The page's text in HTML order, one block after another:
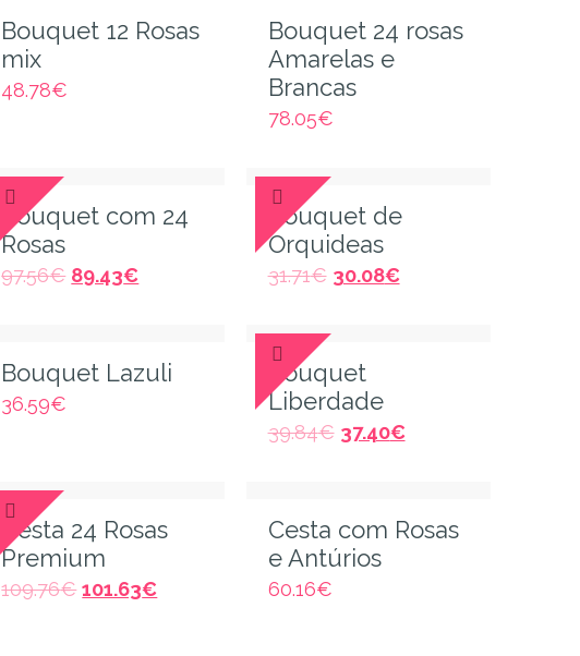
Bouquet 12 Rosas
mix
48.78€
Bouquet 24 rosas
Amarelas e
Brancas
78.05€
Bouquet com 24
Rosas
97.56€ 89.43€
Bouquet de
Orquideas
31.71€ 30.08€
Bouquet Lazuli
36.59€
Bouquet
Liberdade
39.84€ 37.40€
Cesta 24 Rosas
Premium
109.76€ 101.63€
Cesta com Rosas
e Antúrios
60.16€